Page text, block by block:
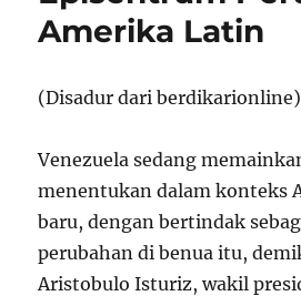
Amerika Latin
(Disadur dari berdikarionline)
Venezuela sedang
menentukan dalam konteks
baru, dengan bertindak
perubahan di benua itu,
Aristobulo Isturiz, wakil